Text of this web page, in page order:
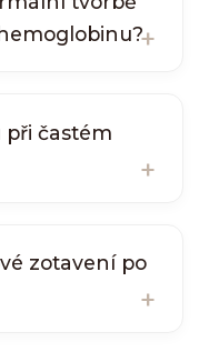
při častém
zotavení po